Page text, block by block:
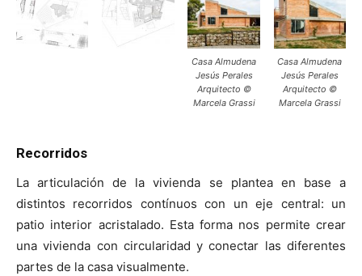
Casa Almudena
Jesús Perales
Arquitecto ©
Marcela Grassi
Casa Almudena
Jesús Perales
Arquitecto ©
Marcela Grassi
Recorridos
La articulación de la vivienda se plantea en base a
distintos recorridos contínuos con un eje central: un
patio interior acristalado. Esta forma nos permite crear
una vivienda con circularidad y conectar las diferentes
partes de la casa visualmente.